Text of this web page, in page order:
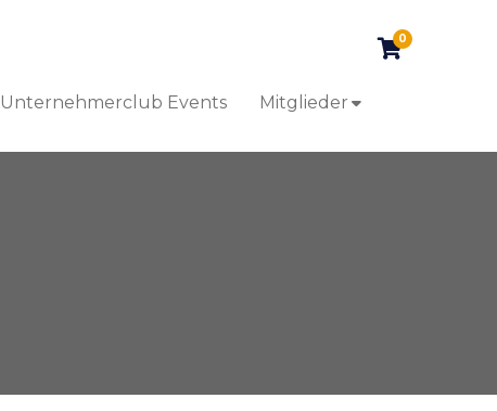
Unternehmerclub Events Mitglieder
0